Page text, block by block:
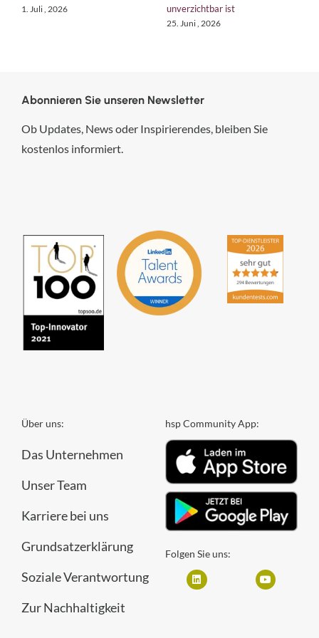
18. Juni , 2026
tun?
6. August , 2026
Abonnieren Sie unseren Newsletter
Ob Updates, News oder Inspirierendes, bleiben Sie
kostenlos informiert.
Über uns:
Das Unternehmen
Unser Team
Karriere bei uns
Grundsatzerklärung
Soziale Verantwortung
Zur Nachhaltigkeit
hsp Community App:
Folgen Sie uns: